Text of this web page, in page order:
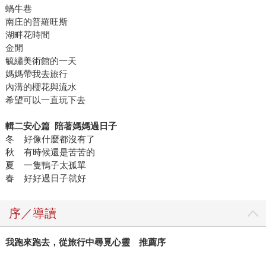
蝸牛巷
南庄的普羅旺斯
湖畔花時間
金閒
毓繡美術館的一天
媽媽帶我去旅行
內溝的櫻花與流水
希望可以一直玩下去
輯二安心篇 陪著媽媽過日子
冬 好像什麼都沒有了
秋 有時候還是苦苦的
夏 一隻鴨子太孤單
春 好好過日子就好
序／導讀
我跑來跑去，從旅行中尋覓心靈 推薦序